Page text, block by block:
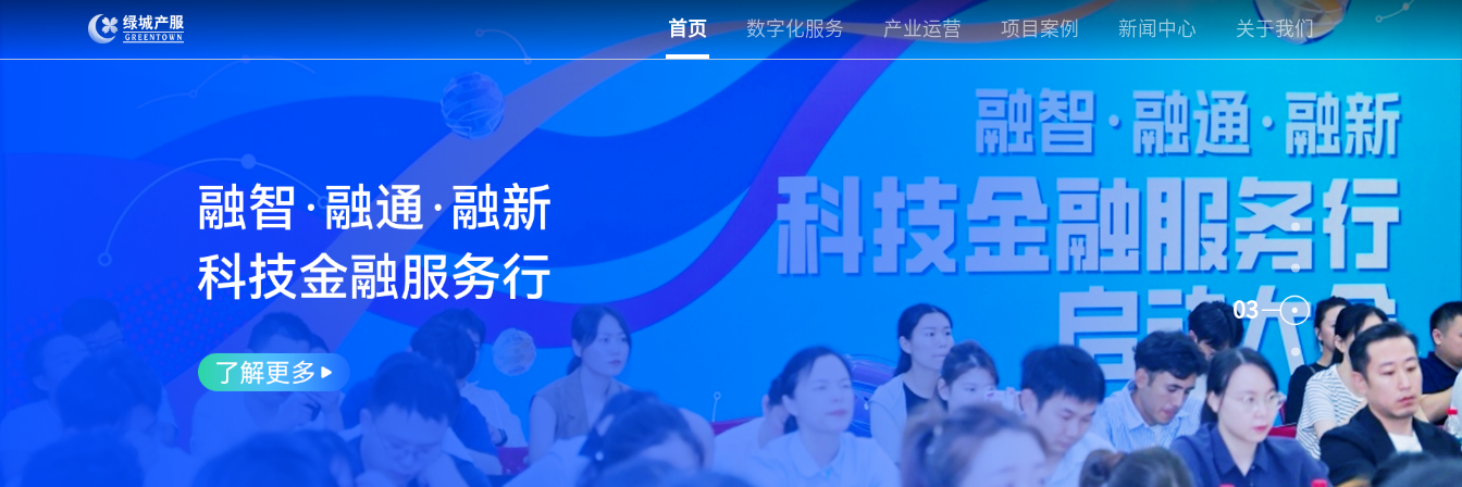
首页 数字化服务
云助-数智开发区
云助-数智园区
云助钉-数智楼宇
云助擎天-物联网
产业运营 项目案例
园区小镇
商办楼宇
未来社区
新闻中心
项目动态
研究洞察
关于我们
联系我们
加入我们
03